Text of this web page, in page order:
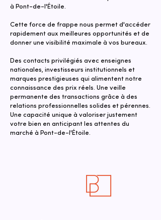
à Pont-de-l'Étoile.
Cette force de frappe nous permet d'accéder
rapidement aux meilleures opportunités et de
donner une visibilité maximale à vos bureaux.
Des contacts privilégiés avec enseignes
nationales, investisseurs institutionnels et
marques prestigieuses qui alimentent notre
connaissance des prix réels. Une veille
permanente des transactions grâce à des
relations professionnelles solides et pérennes.
Une capacité unique à valoriser justement
votre bien en anticipant les attentes du
marché à Pont-de-l'Étoile.